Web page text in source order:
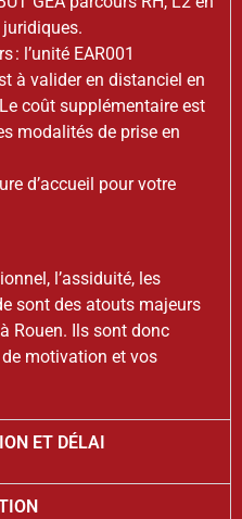
: l’unité EAR001
à valider en distanciel en
coût supplémentaire est
modalités de prise en
d’accueil pour votre
l’assiduité, les
sont des atouts majeurs
Rouen. Ils sont donc
motivation et vos
ET DÉLAI